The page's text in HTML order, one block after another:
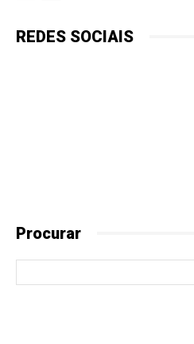
REDES SOCIAIS
Procurar